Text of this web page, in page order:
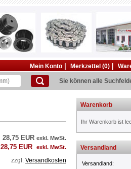
Mein Konto Merkzettel (0)
Sie können alle
28,75 EUR exkl. MwSt.
28,75 EUR exkl. MwSt.
zzgl. Versandkosten
Warenkorb
Ihr Warenkorb ist
Versandland
Versandland: